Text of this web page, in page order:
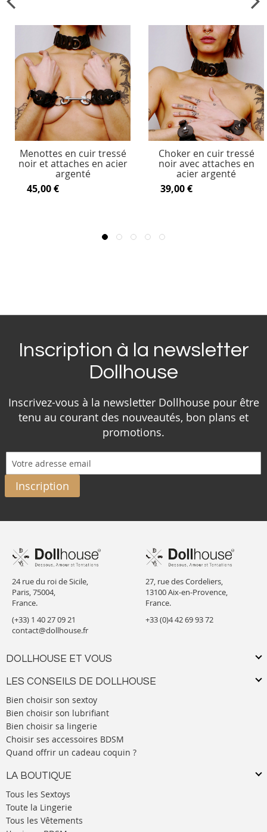
Menottes en cuir tressé
noir et attaches en acier
argenté
45,00 €
Choker en cuir tressé
noir avec attaches en
acier argenté
39,00 €
Inscription à la newsletter
Dollhouse
Inscrivez-vous à la newsletter Dollhouse pour être
tenu au courant des nouveautés, bon plans et
promotions.
Inscription
24 rue du roi de Sicile,
Paris, 75004,
France.
(+33) 1 40 27 09 21
contact@dollhouse.fr
DOLLHOUSE ET VOUS
LES CONSEILS DE DOLLHOUSE
Bien choisir son sextoy
Bien choisir son lubrifiant
Bien choisir sa lingerie
Choisir ses accessoires BDSM
Quand offrir un cadeau coquin ?
LA BOUTIQUE
Tous les Sextoys
Toute la Lingerie
Tous les Vêtements
27, rue des Cordeliers,
13100 Aix-en-Provence,
France.
+33 (0)4 42 69 93 72